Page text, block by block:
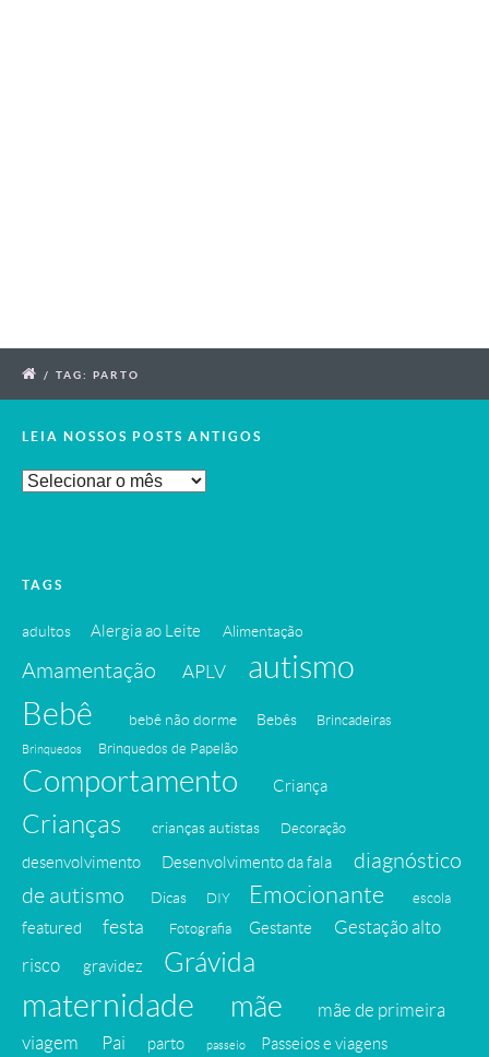
/ TAG: PARTO
LEIA NOSSOS POSTS ANTIGOS
Leia
TAGS
adultos Alergia ao Leite Alimentação
Amamentação APLV
autismo
Bebê
bebê não dorme Bebês Brincadeiras
Brinquedos Brinquedos de Papelão
Comportamento Criança
Crianças crianças autistas Decoração
desenvolvimento Desenvolvimento da fala
diagnóstico
de autismo
Dicas DIY Emocionante escola
featured festa Fotografia Gestante
Gestação alto
risco
gravidez Grávida
maternidade mãe
mãe de primeira
viagem
Pai parto passeio Passeios e viagens